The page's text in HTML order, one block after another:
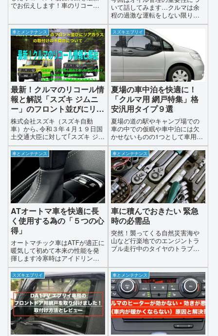
でお伝えします！車のリコー
コール・改善対策の処置をディ
ーラーや整備工場でおこないま
しょう
いて話してみます…クルマは余
程の過激な運転をしない限りメ
ンテナンス…特にエンジンオイ
ルの適正な管理と交換をしっか
り行なっていれば年数で15年・
総走行キロ数で20万キロ走りま
す…いや…それ以上に長く乗る
ことができます…整備管理者と
して営業車（タクシー）を15
年・70万キロを目処に代替えし
ている現状を踏まえてクルマを
長く乗る為のエンジンオイルの
メンテナンスについて解説しま
す
車とメンテナンス
最新！クルマのリコール情
報と解説「スズキ ジムニ
ー」のフロント並びにリア
ガラスの取付けの不具合に
ついて
株式会社スズキ（スズキ自動
車）から､令和３年４月１９日国
土交通大臣に対して｢スズキ ジム
ニー｣の車体に取り付けられてい
るフロントウインドウとリアウ
インドウの組付けに際して不具
合があり車内に水漏れの可能性
があり最悪の場合､ガラスが脱落
する恐れがあるとのことで下記
のとおりリコールの届出があっ
たとのことです
スズキエブリイ
夏場の車中泊を快適に！
「クルマ用 網戸特集」格
安汎用タイプ９選
夏場の道の駅やキャンプ場での
車の中での仮眠や車中泊には欠
かせないものの1つとして車用の
アミドがあります車種別専用タ
イプのアミドもうありますがお
値段が１万円以上と高額になり
ますもう少し手軽に車用の網戸
を取り付けてみたいと思われて
いる方もおられると思いますそ
のような方々のために今回は軽
自動車からハイエースクラスの
ミニバンまで取付けられる汎用
タイプの車用の網戸をご紹介し
ます
車とメンテナンス
ATオートマ車を快適に長
く使用する為の「５つの心
得」
オートマチック車はATFが適正に
暖気して初めて本来の性能を発
揮します冷寒時はアイドリング
回転も高くそれに伴い変速ショ
ックなども大きくなりAT内に掛
かる負荷が大きい状態で走行す
ることになります特に冬場など
は5〜10分、夏場でも2〜5分ほど
エンジンを暖気させ、トルクコ
ンバーターやAT内のATFを温め
てから走行することを強くお勧
めします
車とメンテナンス
車に積んでおきたい 緊急
時の必需品
突然！襲ってくる自然災害海や
山など行楽地でのエンジントラ
ブル走行中のタイヤのトラブル
トラブルに見舞われることがあ
りますそんなときに役に立つ緊
急時の必需品をご紹介します
スズキエブリイ 車とメンテナンス